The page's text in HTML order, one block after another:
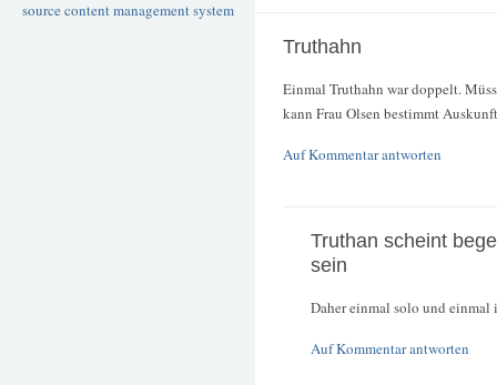
Truthahn
Einmal Truthahn war doppelt.
kann Frau Olsen bestimmt
Auf Kommentar antworten
Truthan scheint
sein
Daher einmal solo und
Auf Kommentar antworten